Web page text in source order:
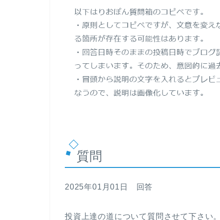
質問
2025年01月01日 回答
投資上達の道について質問させて下さい